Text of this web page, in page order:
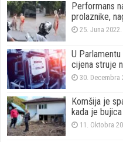
Performans
prolaznike,
25. Juna 2022.
U
cijena struje
30. Decembra
Komšija je
kada je
11. Oktobra